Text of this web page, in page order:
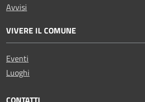
Avvisi
VIVERE IL COMUNE
Eventi
Luoghi